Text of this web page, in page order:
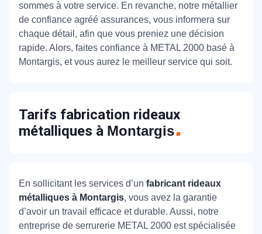
sommes à votre service. En revanche, notre métallier
de confiance agréé assurances, vous informera sur
chaque détail, afin que vous preniez une décision
rapide. Alors, faites confiance à METAL 2000 basé à
Montargis, et vous aurez le meilleur service qui soit.
Tarifs fabrication rideaux
métalliques à Montargis
En sollicitant les services d’un fabricant rideaux
métalliques à Montargis, vous avez la garantie
d’avoir un travail efficace et durable. Aussi, notre
entreprise de serrurerie METAL 2000 est spécialisée